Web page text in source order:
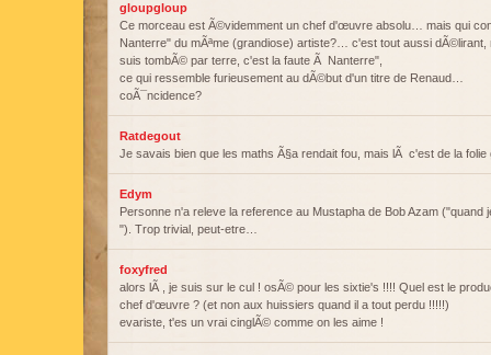
gloupgloup
Ce morceau est Ã©videmment un chef d'œuvre absolu… mais qui
Nanterre" du mÃªme (grandiose) artiste?… c'est tout aussi
suis tombÃ© par terre, c'est la faute Ã Nanterre",
ce qui ressemble furieusement au dÃ©but d'un titre de Renaud…
coÃ¯ncidence?
Ratdegout
Je savais bien que les maths Ã§a rendait fou, mais lÃ c'est de la folie
Edym
Personne n'a releve la reference au Mustapha de Bob Azam
"). Trop trivial, peut-etre…
foxyfred
alors lÃ , je suis sur le cul ! osÃ© pour les sixtie's !!!! Quel est le
chef d'œuvre ? (et non aux huissiers quand il a tout perdu !!!!!)
evariste, t'es un vrai cinglÃ© comme on les aime !